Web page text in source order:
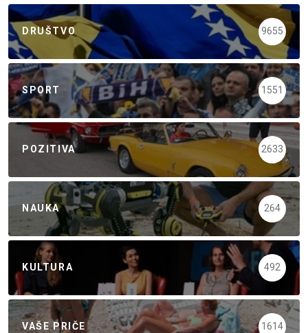
DRUŠTVO 9655
SPORT 1551
POZITIVA 2633
NAUKA 264
KULTURA 492
VAŠE PRIČE 1614